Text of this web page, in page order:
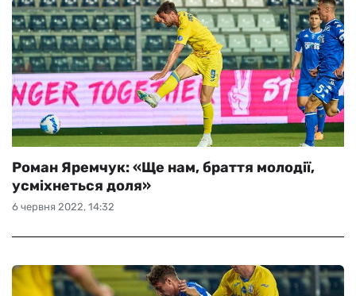
6 червня 2022, 14:32
Роман Яремчук: «Ще нам, браття молодії,
усміхнеться доля»